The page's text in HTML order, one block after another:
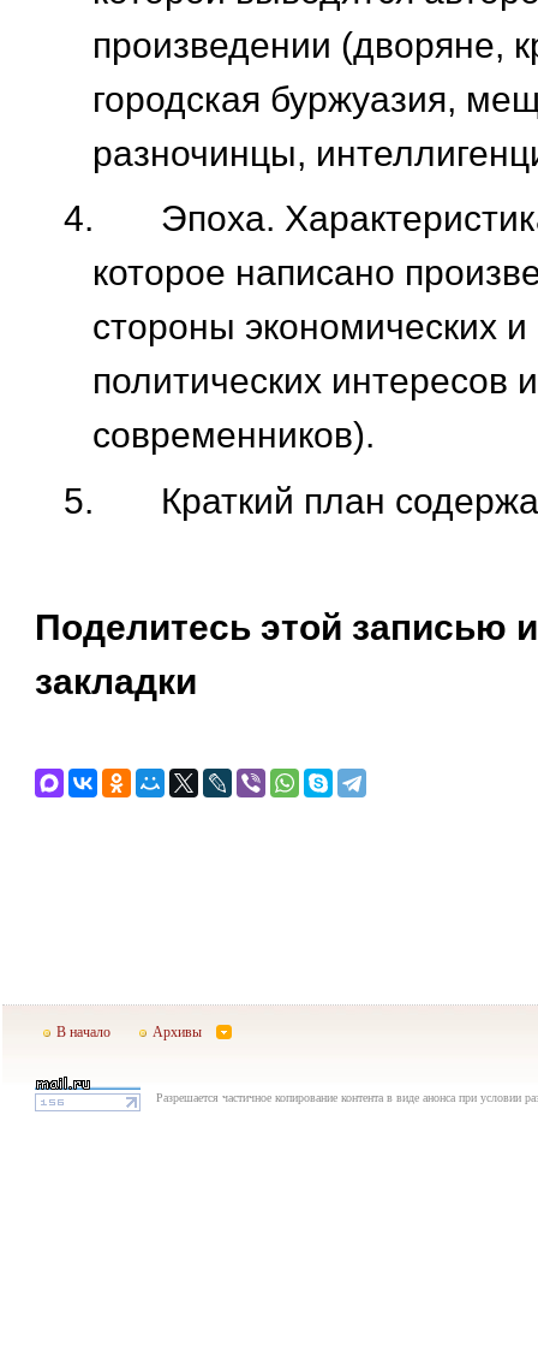
произведении (дворяне,
городская буржуазия,
разночинцы,
4.
Эпоха.
которое написано
стороны экономических
политических интересов
современников).
5.
Краткий план
Поделитесь этой записью
закладки
В начало Архивы
Разрешается частичное копирование контента в виде анонса при условии